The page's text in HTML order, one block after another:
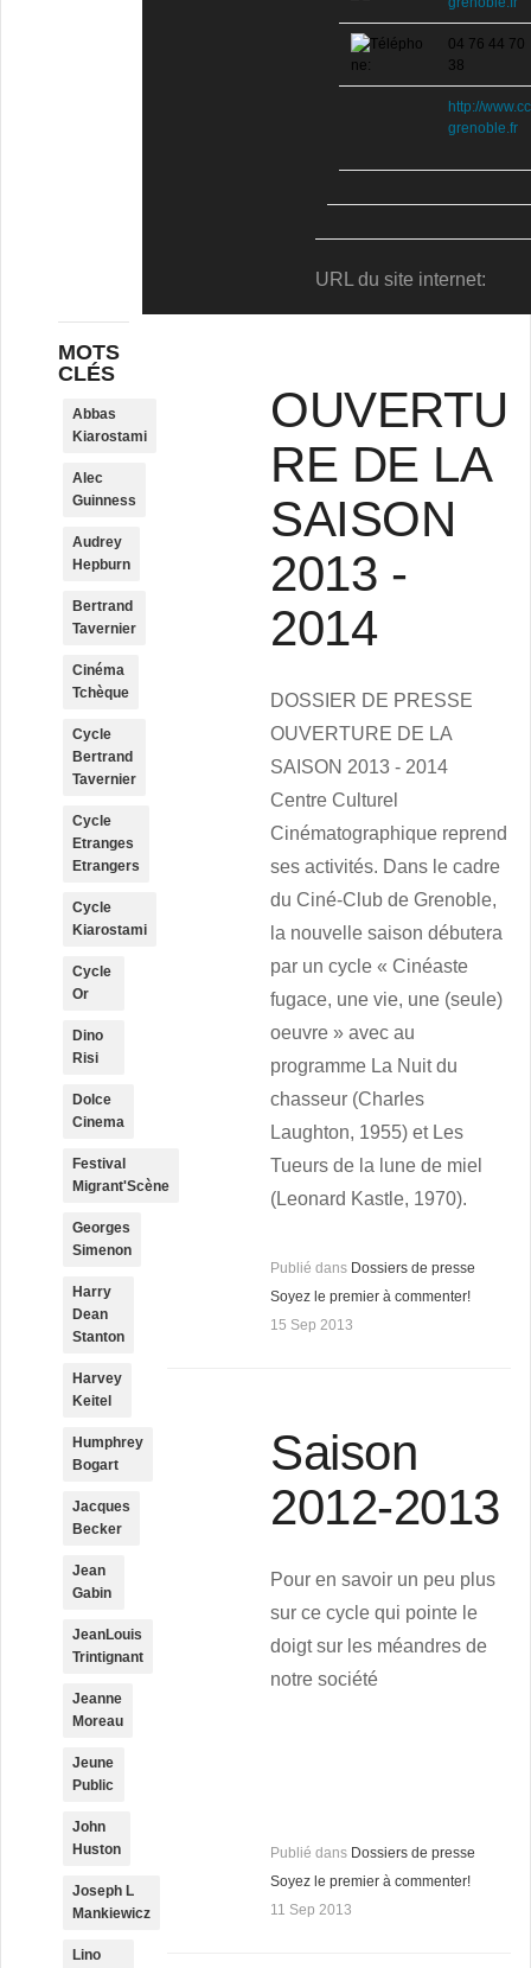
04 76 44 70
38
http://
grenoble.fr
URL du site internet:
OUVERTU
RE DE LA
SAISON
2013 -
2014
DOSSIER DE PRESSE
OUVERTURE DE LA
SAISON 2013 - 2014
Centre Culturel
Cinématographique reprend
ses activités. Dans le cadre
du Ciné-Club de Grenoble,
la nouvelle saison débutera
par un cycle « Cinéaste
fugace, une vie, une (seule)
oeuvre » avec au
programme La Nuit du
chasseur (Charles
Laughton, 1955) et Les
Tueurs de la lune de miel
(Leonard Kastle, 1970).
Publié dans Dossiers de presse
Soyez le premier à commenter!
15 Sep 2013
Saison
2012-2013
Pour en savoir un peu plus
sur ce cycle qui pointe le
doigt sur les méandres de
notre société
Publié dans Dossiers de presse
Soyez le premier à commenter!
11 Sep 2013
MOTS
CLÉS
Abbas
Kiarostami
Alec
Guinness
Audrey
Hepburn
Bertrand
Tavernier
Cinéma
Tchèque
Cycle
Bertrand
Tavernier
Cycle
Etranges
Etrangers
Cycle
Kiarostami
Cycle
Or
Dino
Risi
Dolce
Cinema
Festival
Migrant'Scène
Georges
Simenon
Harry
Dean
Stanton
Harvey
Keitel
Humphrey
Bogart
Jacques
Becker
Jean
Gabin
JeanLouis
Trintignant
Jeanne
Moreau
Jeune
Public
John
Huston
Joseph L
Mankiewicz
Lino